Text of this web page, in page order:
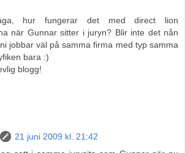
hur fungerar det med direct lion
när Gunnar sitter i juryn? Blir inte det nån
jobbar väl på samma firma med typ samma
bara :)
blogg!
21 juni 2009 kl. 21:42